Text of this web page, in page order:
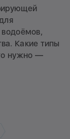
водоёмов,
Какие типы
нужно —